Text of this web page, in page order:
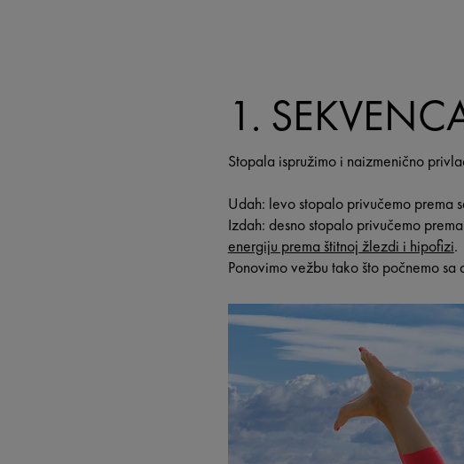
1.
Stopala ispružimo i naizmenično
Udah: levo stopalo privučemo prema
Izdah: desno stopalo privučemo
energiju prema štitnoj žlezdi i hipofizi.
Ponovimo vežbu tako što počnemo sa